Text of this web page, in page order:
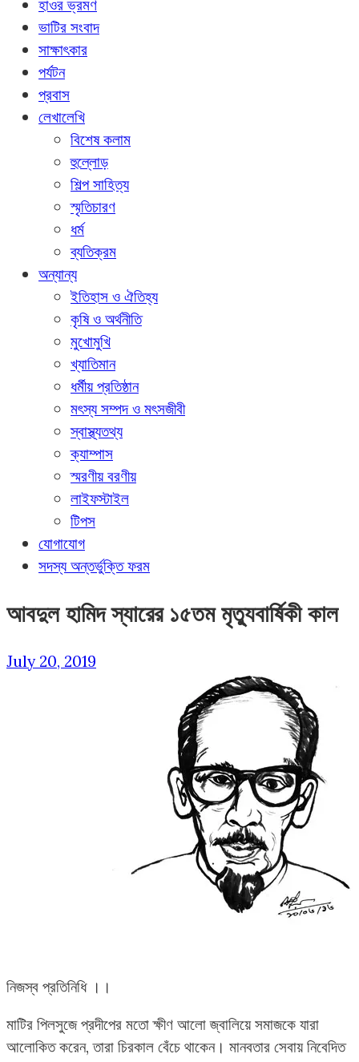
হাওর ভ্রমণ
ভাটির সংবাদ
সাক্ষাৎকার
পর্যটন
প্রবাস
লেখালেখি
বিশেষ কলাম
হুল্লোড়
শিল্প সাহিত্য
স্মৃতিচারণ
ধর্ম
ব্যতিক্রম
অন্যান্য
ইতিহাস ও ঐতিহ্য
কৃষি ও অর্থনীতি
মুখোমুখি
খ্যাতিমান
ধর্মীয় প্রতিষ্ঠান
মৎস্য সম্পদ ও মৎসজীবী
স্বাস্থ্যতথ্য
ক্যাম্পাস
স্মরণীয় বরণীয়
লাইফস্টাইল
টিপস
যোগাযোগ
সদস্য অন্তর্ভুক্তি ফরম
আবদুল হামিদ স্যারের ১৫তম মৃত্যুবার্ষিকী কাল
July 20, 2019
নিজস্ব প্রতিনিধি ।।
মাটির পিলসুজে প্রদীপের মতো ক্ষীণ আলো জ্বালিয়ে সমাজকে যারা
আলোকিত করেন, তারা চিরকাল বেঁচে থাকেন। মানবতার সেবায় নিবেদিত